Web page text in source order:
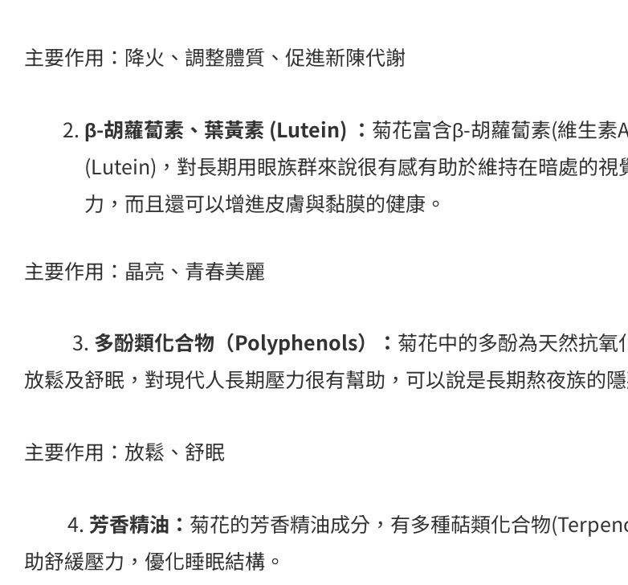
主要作用：降火、調整體質、促進新陳代謝
β-胡蘿蔔素、葉黃素 (Lutein) ： 菊花富含β-胡蘿蔔素(維生素
(Lutein)，對長期用眼族群來說很有感有助於維持在暗處的視
力，而且還可以增進皮膚與黏膜的健康。
主要作用：晶亮、青春美麗
3. 多酚類化合物（Polyphenols）： 菊花中的多酚為天然抗氧
放鬆及舒眠，對現代人長期壓力很有幫助，可以說是長期熬夜族的隱
主要作用：放鬆、舒眠
4. 芳香精油： 菊花的芳香精油成分，有多種萜類化合物
助舒緩壓力，優化睡眠結構。